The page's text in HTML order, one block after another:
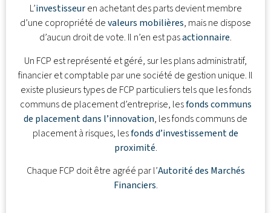
L’investisseuren achetant des parts devient membre
d’une copropriété devaleurs mobilières, mais ne dispose
d’aucun droit de vote. Il n’en est pasactionnaire.
Un FCP est représenté et géré, sur les plans administratif,
financier et comptable par une société de gestion unique. Il
existe plusieurs types de FCP particuliers tels que les fonds
communs de placement d’entreprise, lesfonds communs
de placement dans l’innovation, les fonds communs de
placement à risques, lesfonds d’investissement de
proximité.
Chaque FCP doit être agréé par l’Autorité des Marchés
Financiers.